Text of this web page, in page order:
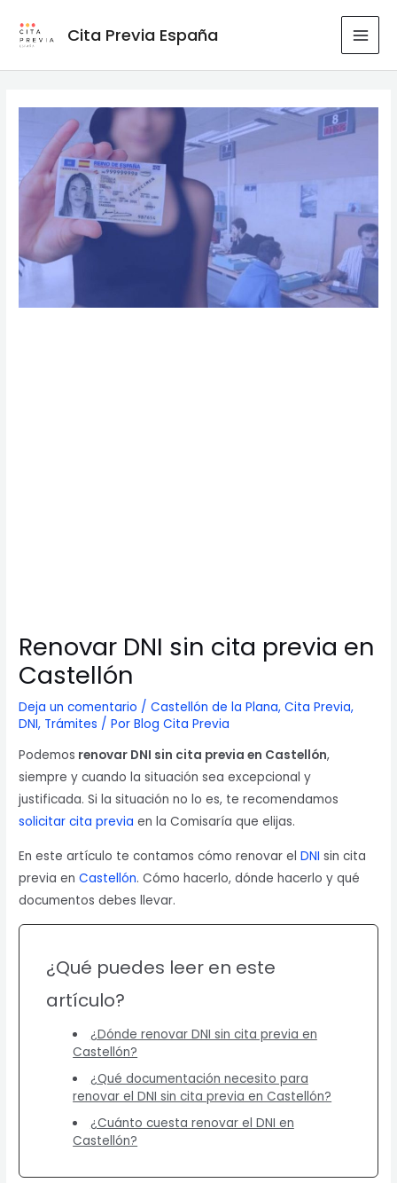
Cita Previa España
Renovar DNI sin cita previa en
Castellón
Deja un comentario /Castellón de la Plana,Cita Previa,
DNI, Trámites / PorBlog Cita Previa
Podemos renovar DNI sin cita previa en Castellón,
siempre y cuando la situación sea excepcional y
justificada. Si la situación no lo es, te recomendamos
solicitar cita previa en la Comisaría que elijas.
En este artículo te contamos cómo renovar elDNIsin cita
previa enCastellón. Cómo hacerlo, dónde hacerlo y qué
documentos debes llevar.
¿Qué puedes leer en este
artículo?
¿Dónde renovar DNI sin cita previa en
Castellón?
¿Qué documentación necesito para
renovar el DNI sin cita previa en Castellón?
¿Cuánto cuesta renovar el DNI en
Castellón?